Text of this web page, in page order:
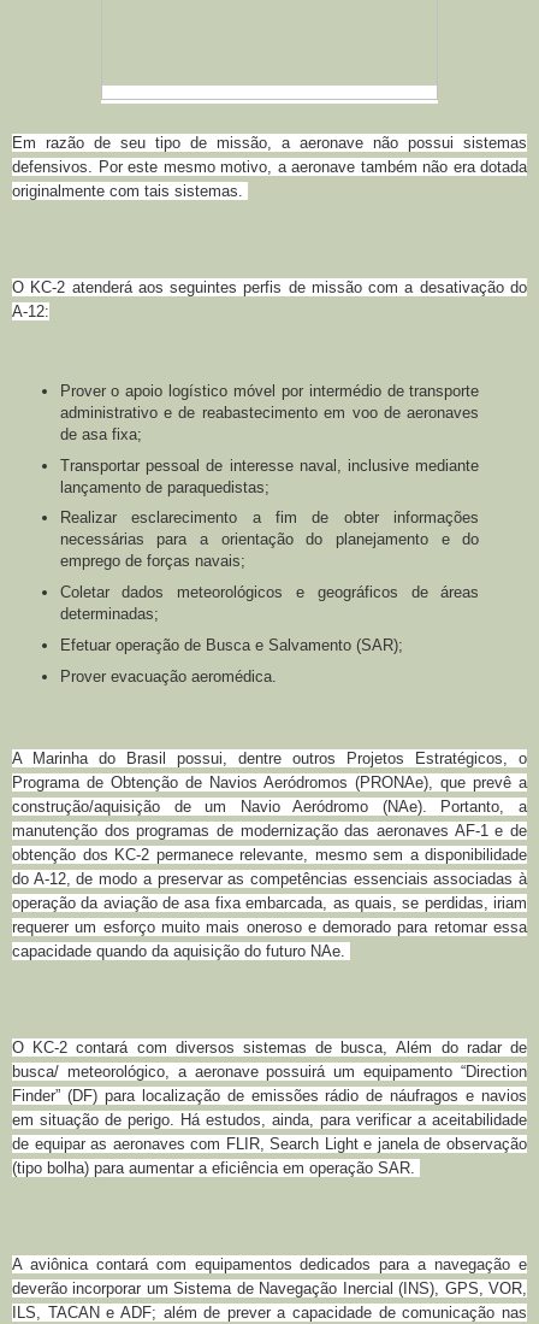
Em razão de seu tipo de missão, a aeronave não possui sistemas
defensivos. Por este mesmo motivo, a aeronave também não era dotada
originalmente com tais sistemas.
O KC-2 atenderá aos seguintes perfis de missão com a desativação do
A-12:
Prover o apoio logístico móvel por intermédio de transporte
administrativo e de reabastecimento em voo de aeronaves
de asa fixa;
Transportar pessoal de interesse naval, inclusive mediante
lançamento de paraquedistas;
Realizar esclarecimento a fim de obter informações
necessárias para a orientação do planejamento e do
emprego de forças navais;
Coletar dados meteorológicos e geográficos de áreas
determinadas;
Efetuar operação de Busca e Salvamento (SAR);
Prover evacuação aeromédica.
A Marinha do Brasil possui, dentre outros Projetos Estratégicos, o
Programa de Obtenção de Navios Aeródromos (PRONAe), que prevê a
construção/aquisição de um Navio Aeródromo (NAe). Portanto, a
manutenção dos programas de modernização das aeronaves AF-1 e de
obtenção dos KC-2 permanece relevante, mesmo sem a disponibilidade
do A-12, de modo a preservar as competências essenciais associadas à
operação da aviação de asa fixa embarcada, as quais, se perdidas, iriam
requerer um esforço muito mais oneroso e demorado para retomar essa
capacidade quando da aquisição do futuro NAe.
O KC-2 contará com diversos sistemas de busca,Além do radar de
busca/ meteorológico, a aeronave possuirá um equipamento “Direction
Finder” (DF) para localização de emissões rádio de náufragos e navios
em situação de perigo. Há estudos, ainda, para verificar a aceitabilidade
de equipar as aeronaves com FLIR, Search Light e janela de observação
(tipo bolha) para aumentar a eficiência em operação SAR.
A aviônica contará com equipamentos dedicados para a navegação e
deverão incorporar um Sistema de Navegação Inercial (INS), GPS, VOR,
ILS, TACAN e ADF; além de prever a capacidade de comunicação nas